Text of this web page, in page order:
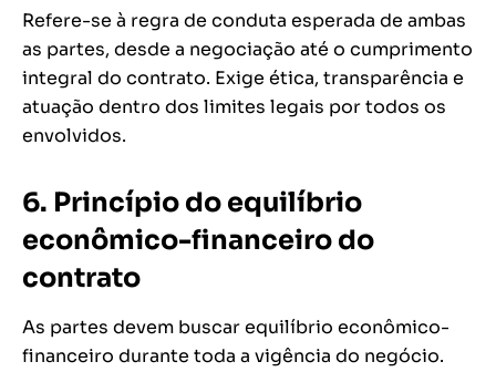
Refere-se à regra de conduta esperada de ambas
as partes, desde a negociação até o cumprimento
integral do contrato. Exige ética, transparência e
atuação dentro dos limites legais por todos os
envolvidos.
6. Princípio do equilíbrio
econômico-financeiro do
contrato
As partes devem buscar equilíbrio econômico-
financeiro durante toda a vigência do negócio.